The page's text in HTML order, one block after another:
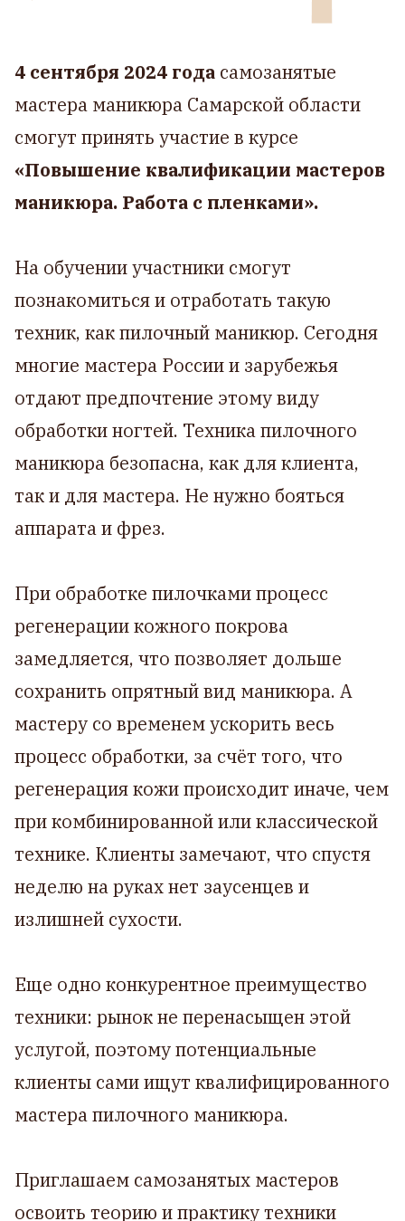
4 сентября 2024 года самозанятые
мастера маникюра Самарской области
смогут принять участие в курсе
«Повышение квалификации мастеров
маникюра. Работа с пленками».
На обучении участники смогут
познакомиться и отработать такую
техник, как пилочный маникюр. Сегодня
многие мастера России и зарубежья
отдают предпочтение этому виду
обработки ногтей. Техника пилочного
маникюра безопасна, как для клиента,
так и для мастера. Не нужно бояться
аппарата и фрез.
При обработке пилочками процесс
регенерации кожного покрова
замедляется, что позволяет дольше
сохранить опрятный вид маникюра. А
мастеру со временем ускорить весь
процесс обработки, за счёт того, что
регенерация кожи происходит иначе, чем
при комбинированной или классической
технике. Клиенты замечают, что спустя
неделю на руках нет заусенцев и
излишней сухости.
Еще одно конкурентное преимущество
техники: рынок не перенасыщен этой
услугой, поэтому потенциальные
клиенты сами ищут квалифицированного
мастера пилочного маникюра.
Приглашаем самозанятых мастеров
освоить теорию и практику техники